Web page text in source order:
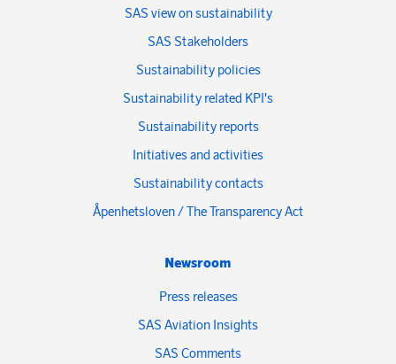
SAS view on sustainability
SAS Stakeholders
Sustainability policies
Sustainability related KPI's
Sustainability reports
Initiatives and activities
Sustainability contacts
Åpenhetsloven / The Transparency Act
Newsroom
Press releases
SAS Aviation Insights
SAS Comments